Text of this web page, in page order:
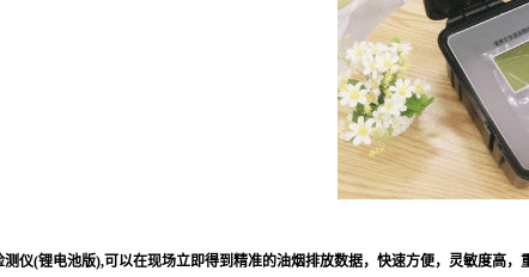
测仪(锂电池版),可以在现场立即得到精准的油烟排放数据，快速方便，灵敏度高